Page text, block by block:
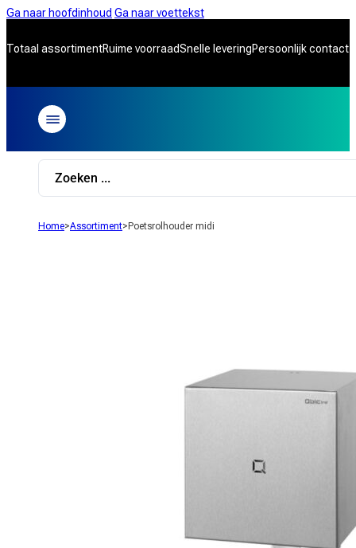
Ga naar hoofdinhoud Ga naar voettekst
Totaal assortimentRuime voorraadSnelle leveringPersoonlijk contact
Search
Home>Assortiment> Poetsrolhouder midi